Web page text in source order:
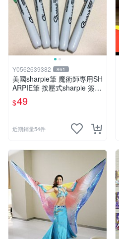
Y0562639382 861
美國sharpie筆 魔術師專用SH
ARPIE筆 按壓式sharpie 簽名
用奇異筆 有梗的筆 整人筆
$49
近期銷量54件